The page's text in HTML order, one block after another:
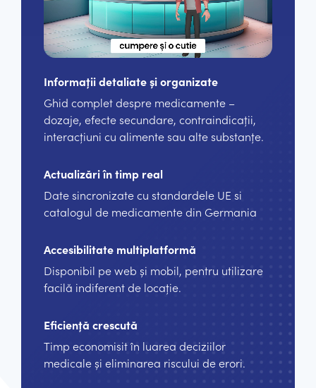
Informații detaliate și organizate
Ghid complet despre medicamente –
dozaje, efecte secundare, contraindicații,
interacțiuni cu alimente sau alte substanțe.
Actualizări în timp real
Date sincronizate cu standardele UE si
catalogul de medicamente din Germania
Accesibilitate multiplatformă
Disponibil pe web și mobil, pentru utilizare
facilă indiferent de locație.
Eficiență crescută
Timp economisit în luarea deciziilor
medicale și eliminarea riscului de erori.